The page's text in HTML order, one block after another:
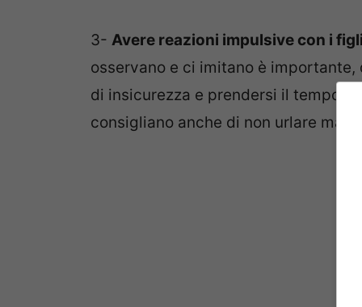
3- Avere reazioni impulsive con i figli
osservano e ci imitano è
di insicurezza e prendersi il tempo
consigliano anche di non urlare mai